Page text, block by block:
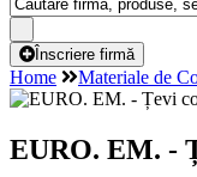
Înscriere firmă
Home Materiale de
EURO. EM. -